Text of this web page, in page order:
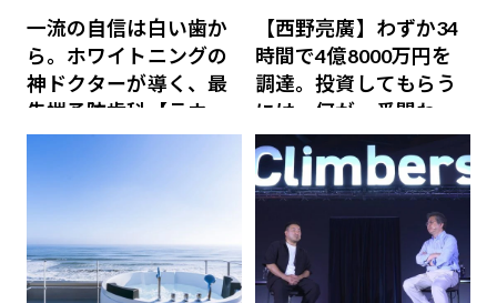
一流の自信は白い歯か
ら。ホワイトニングの
神ドクターが導く、最
先端予防歯科【ラウン
ジ会員特典あり】
【西野亮廣】わずか34
時間で4億8000万円を
調達。投資してもらう
には、何が一番問われ
るのか